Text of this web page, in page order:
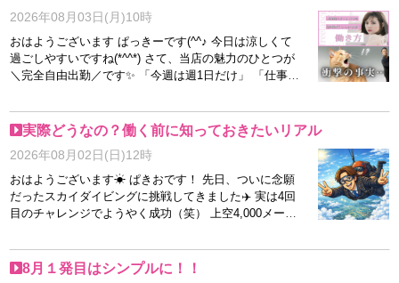
2026年08月03日(月)10時
おはようございます ぱっきーです(^^♪ 今日は涼しくて
過ごしやすいですね(*^^*) さて、当店の魅力のひとつが
＼完全自由出勤／です✨ 「今週は週1日だけ」 「仕事終
んな働き方も大歓迎です(^^) もちろん、 「今月はしっ
かり稼ぎたい！」 という方も大歓迎♪ あなたのライフ
や出勤の強制はありません✨ 自分のペースを大切にし
ながら、 しっかり収入を目指せる環境です♪ 未経験の
方もご安心ください♡ プロフィール作成や写真撮影、
お仕事の流れまでスタッフが丁寧にサポートいたします
もよろしくお願いいたします✨
実際どうなの？働く前に知っておきたいリアル
2026年08月02日(日)12時
おはようございます☀ ぱきおです！ 先日、ついに念願
だったスカイダイビングに挑戦してきました✈️ 実は4回
目のチャレンジでようやく成功（笑） 上空4,000メート
た✨ こういう非日常の体験って、 やっぱり人生の幅を
広げてくれますね😊 さて、本日のQ&Aです！ Q.お仕事
8月１発目はシンプルに！！